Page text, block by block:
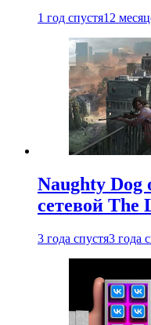
1 год спустя12
Naughty Dog
сетевой The
3 года спустя3 года